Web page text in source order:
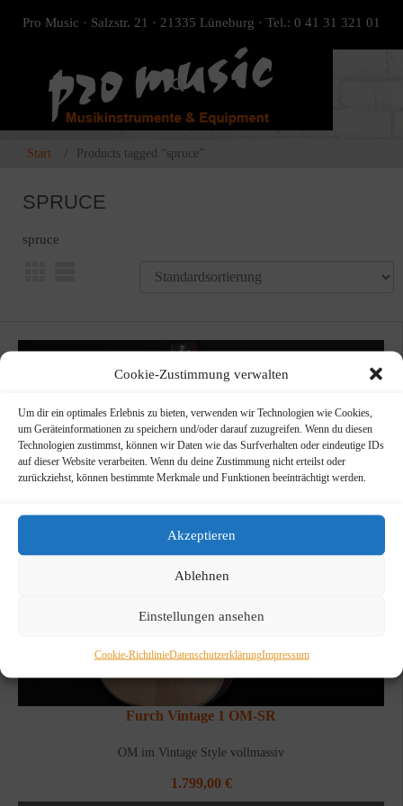
Cookie-Zustimmung verwalten
Um dir ein optimales Erlebnis zu bieten, verwenden wir Technologien wie Cookies,
um Geräteinformationen zu speichern und/oder darauf zuzugreifen. Wenn du diesen
Technologien zustimmst, können wir Daten wie das Surfverhalten oder eindeutige IDs
auf dieser Website verarbeiten. Wenn du deine Zustimmung nicht erteilst oder
zurückziehst, können bestimmte Merkmale und Funktionen beeinträchtigt werden.
Akzeptieren
Ablehnen
Einstellungen ansehen
Cookie-RichtlinieDatenschutzerklärungImpressum
Pro Music · Salzstr. 21 · 21335 Lüneburg · Tel.: 0 41 31 321 01
Start Products tagged “spruce”
SPRUCE
spruce
Furch Vintage 1 OM-SR
OM im Vintage Style vollmassiv
1.799,00 €
VORRÄTIG